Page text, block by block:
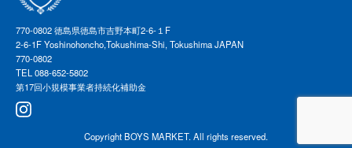
770-0802 徳島県徳島市吉野本町2-6-１F
2-6-1F Yoshinohoncho,Tokushima-Shi, Tokushima JAPAN
770-0802
TEL 088-652-5802
第17回小規模事業者持続化補助金
CopyrightBOYS MARKET. All rights reserved.